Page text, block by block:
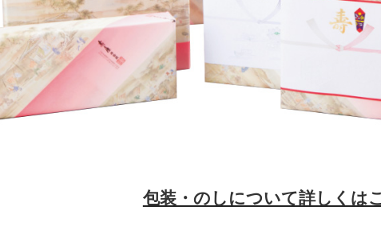
包装・のしについて詳しくは